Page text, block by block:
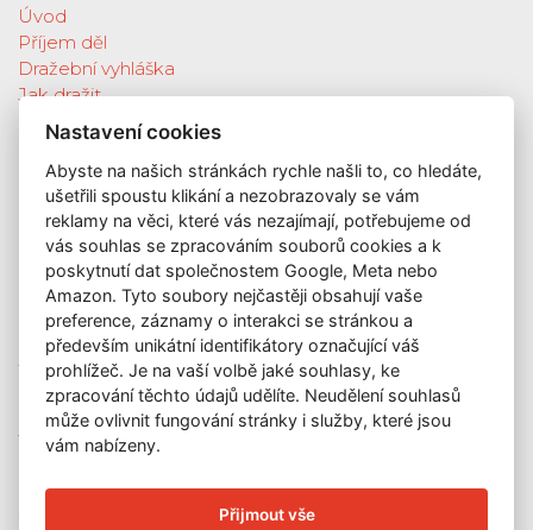
Úvod
Příjem děl
Dražební vyhláška
Jak dražit
Galerie
Katalog vydražených děl
O nás
GDPR
Kontakt
KONTAKT
GALERIE LAZARSKÁ
Lazarská 7
110 00 Praha 1
E-mail:
info@galerielazarska.cz
Telefon:
+420 222 523 739
OTEVÍRACÍ DOBA
Nastavení cookies
Abyste na našich stránkách rychle našli to, co hledáte,
ušetřili spoustu klikání a nezobrazovaly se vám
reklamy na věci, které vás nezajímají, potřebujeme od
vás souhlas se zpracováním souborů cookies a k
poskytnutí dat společnostem Google, Meta nebo
Amazon. Tyto soubory nejčastěji obsahují vaše
preference, záznamy o interakci se stránkou a
především unikátní identifikátory označující váš
prohlížeč. Je na vaší volbě jaké souhlasy, ke
zpracování těchto údajů udělíte. Neudělení souhlasů
může ovlivnit fungování stránky i služby, které jsou
vám nabízeny.
Přijmout vše